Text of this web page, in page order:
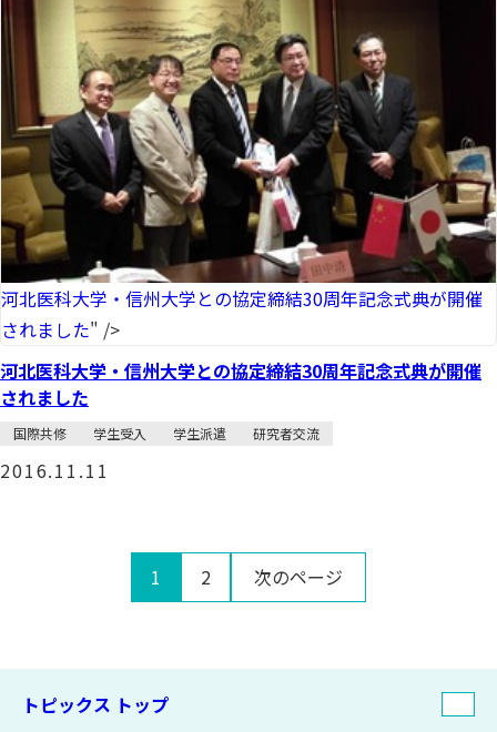
河北医科大学・信州大学との協定締結30周年記念式典が開催
されました" />
河北医科大学・信州大学との協定締結30周年記念式典が開催
されました
国際共修 学生受入 学生派遣 研究者交流
2016.11.11
1 2 次のページ
トピックス トップ